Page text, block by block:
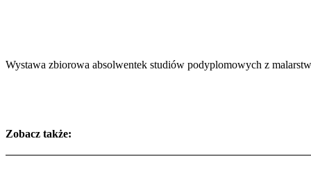
Wystawa zbiorowa absolwentek studiów podyplomowych z
Zobacz także: